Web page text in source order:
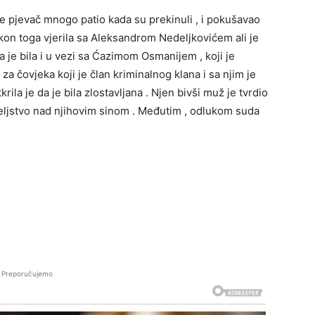
pjevač mnogo patio kada su prekinuli , i pokušavao
toga vjerila sa Aleksandrom Nedeljkovićem ali je
bila i u vezi sa Ćazimom Osmanijem , koji je
čovjeka koji je član kriminalnog klana i sa njim je
je da je bila zlostavljana . Njen bivši muž je tvrdio
nad njihovim sinom . Međutim , odlukom suda
Preporučujemo